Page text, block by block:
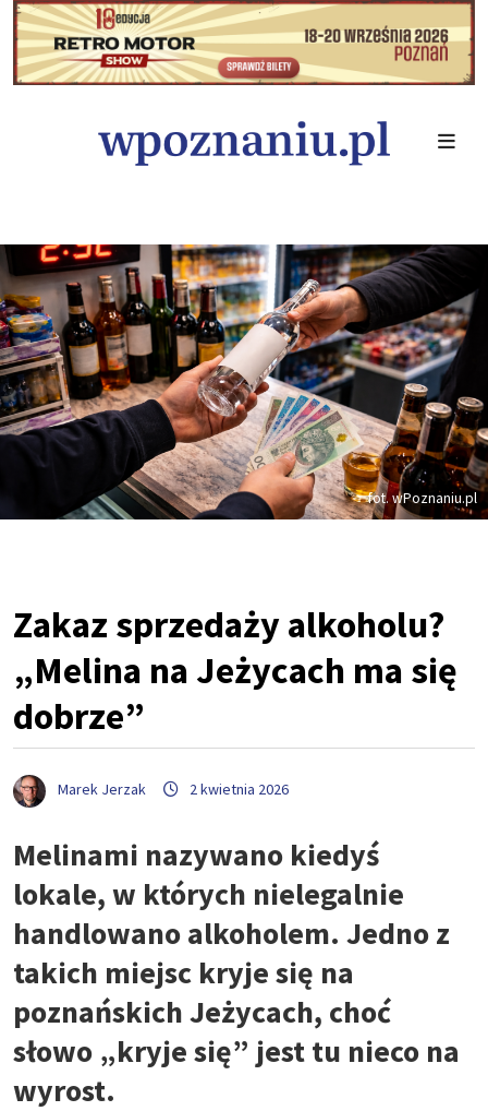
fot. wPoznaniu.pl
Zakaz sprzedaży alkoholu?
„Melina na Jeżycach ma się
dobrze”
Marek Jerzak 2 kwietnia 2026
Melinami nazywano kiedyś
lokale, w których nielegalnie
handlowano alkoholem. Jedno z
takich miejsc kryje się na
poznańskich Jeżycach, choć
słowo „kryje się” jest tu nieco na
wyrost.